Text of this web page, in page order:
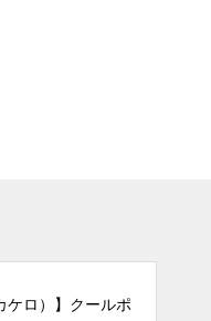
ケロ）】クールポ